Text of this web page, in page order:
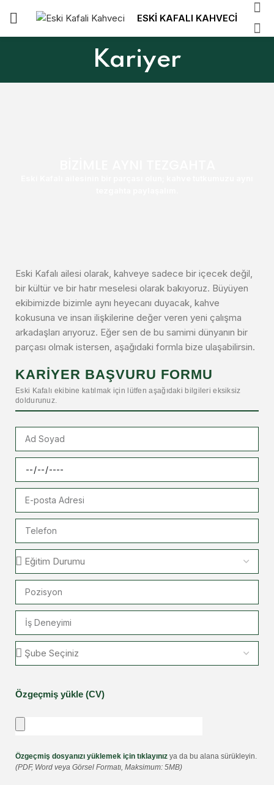
ESKİ KAFALI KAHVECİ
Kariyer
Eski Kafalı ailesi olarak, kahveye sadece bir içecek değil,
bir kültür ve bir hatır meselesi olarak bakıyoruz. Büyüyen
ekibimizde bizimle aynı heyecanı duyacak, kahve
kokusuna ve insan ilişkilerine değer veren yeni çalışma
arkadaşları arıyoruz. Eğer sen de bu samimi dünyanın bir
parçası olmak istersen, aşağıdaki formla bize ulaşabilirsin.
KARİYER BAŞVURU FORMU
Eski Kafalı ekibine katılmak için lütfen aşağıdaki bilgileri eksiksiz
doldurunuz.
Özgeçmiş yükle (CV)
Özgeçmiş dosyanızı yüklemek için tıklayınız ya da bu alana sürükleyin.
(PDF, Word veya Görsel Formatı, Maksimum: 5MB)